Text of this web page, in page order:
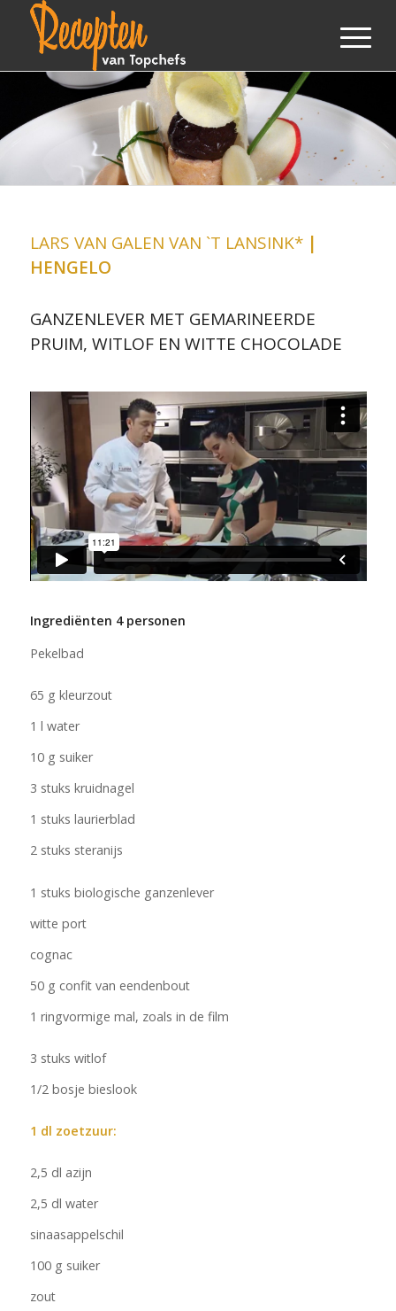
LARS VAN GALEN VAN `T LANSINK* |
HENGELO
GANZENLEVER MET GEMARINEERDE
PRUIM, WITLOF EN WITTE CHOCOLADE
Ingrediënten 4 personen
Pekelbad
65 g kleurzout
1 l water
10 g suiker
3 stuks kruidnagel
1 stuks laurierblad
2 stuks steranijs
1 stuks biologische ganzenlever
witte port
cognac
50 g confit van eendenbout
1 ringvormige mal, zoals in de film
3 stuks witlof
1/2 bosje bieslook
1 dl zoetzuur:
2,5 dl azijn
2,5 dl water
sinaasappelschil
100 g suiker
zout